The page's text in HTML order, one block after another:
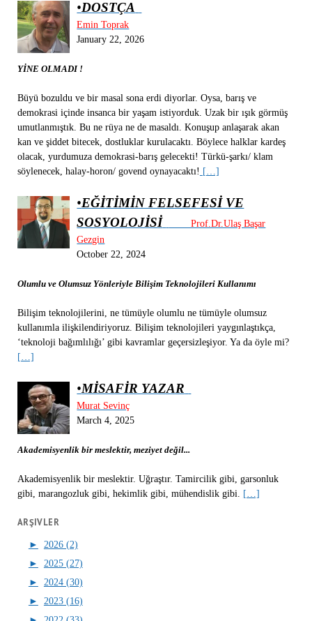
•DOSTÇA
Emin Toprak
January 22, 2026
YİNE OLMADI !
Büyü bozuldu ve bir masal sona erdi diyorlar. Oysa, barış ve
demokrasi içinde insanca bir yaşam istiyorduk. Uzak bir ışık görmüş
umutlanmıştık. Bu ne rüya ne de masaldı. Konuşup anlaşarak akan
kan ve şiddet bitecek, dostluklar kurulacaktı. Böylece halklar kardeş
olacak, yurdumuza demokrasi-barış gelecekti! Türkü-şarkı/ klam
söylenecek, halay-horon/ govend oynayacaktı! […]
•EĞİTİMİN FELSEFESİ VE
SOSYOLOJİSİ
Prof.Dr.Ulaş Başar
Gezgin
October 22, 2024
Olumlu ve Olumsuz Yönleriyle Bilişim Teknolojileri Kullanımı
Bilişim teknolojilerini, ne tümüyle olumlu ne tümüyle olumsuz
kullanımla ilişkilendiriyoruz. Bilişim teknolojileri yaygınlaştıkça,
‘teknoloji bağımlılığı’ gibi kavramlar geçersizleşiyor. Ya da öyle mi?
[…]
•MİSAFİR YAZAR
Murat Sevinç
March 4, 2025
Akademisyenlik bir meslektir, meziyet değil...
Akademisyenlik bir meslektir. Uğraştır. Tamircilik gibi, garsonluk
gibi, marangozluk gibi, hekimlik gibi, mühendislik gibi.
[…]
ARŞIVLER
►
2026 (2)
►
2025 (27)
►
2024 (30)
►
2023 (16)